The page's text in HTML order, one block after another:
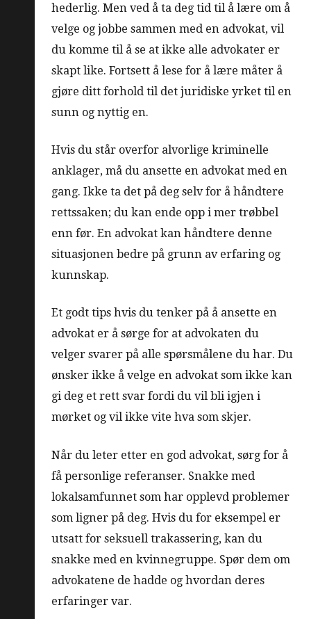
hederlig. Men ved å ta deg tid til å lære om å
velge og jobbe sammen med en advokat, vil
du komme til å se at ikke alle advokater er
skapt like. Fortsett å lese for å lære måter å
gjøre ditt forhold til det juridiske yrket til en
sunn og nyttig en.
Hvis du står overfor alvorlige kriminelle
anklager, må du ansette en advokat med en
gang. Ikke ta det på deg selv for å håndtere
rettssaken; du kan ende opp i mer trøbbel
enn før. En advokat kan håndtere denne
situasjonen bedre på grunn av erfaring og
kunnskap.
Et godt tips hvis du tenker på å ansette en
advokat er å sørge for at advokaten du
velger svarer på alle spørsmålene du har. Du
ønsker ikke å velge en advokat som ikke kan
gi deg et rett svar fordi du vil bli igjen i
mørket og vil ikke vite hva som skjer.
Når du leter etter en god advokat, sørg for å
få personlige referanser. Snakke med
lokalsamfunnet som har opplevd problemer
som ligner på deg. Hvis du for eksempel er
utsatt for seksuell trakassering, kan du
snakke med en kvinnegruppe. Spør dem om
advokatene de hadde og hvordan deres
erfaringer var.